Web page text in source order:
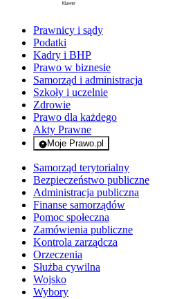
Prawnicy i sądy
Podatki
Kadry i BHP
Prawo w biznesie
Samorząd i administracja
Szkoły i uczelnie
Zdrowie
Prawo dla każdego
Akty Prawne
Moje Prawo.pl
- rejestracja i logowanie do
Samorząd terytorialny
Bezpieczeństwo publiczne
Administracja publiczna
Finanse samorządów
Pomoc społeczna
Zamówienia publiczne
Kontrola zarządcza
Orzeczenia
Służba cywilna
Wojsko
Wybory